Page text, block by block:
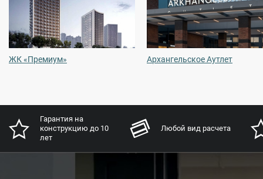
ЖК «Премиум» Архангельское Аутлет
Гарантия на
конструкцию до 10
лет
Любой вид расчета